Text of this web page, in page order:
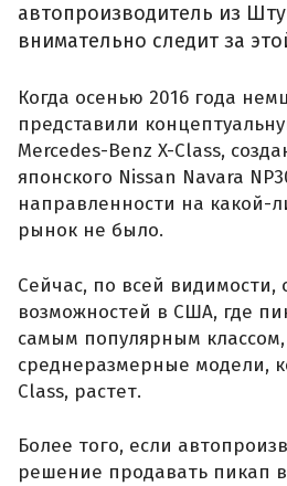
автопроизводитель из
внимательно следит за
Когда осенью 2016 года
представили
Mercedes-Benz X-Class,
японского Nissan Navara
направленности на какой-
рынок не было.
Сейчас, по всей видимости,
возможностей в США, где
самым популярным
среднеразмерные модели,
Class, растет.
Более того, если
решение продавать пикап